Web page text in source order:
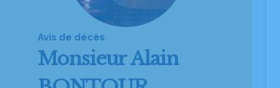
Avis de décès
MonsieurAlain